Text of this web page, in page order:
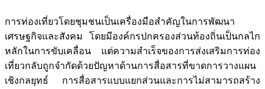
การท่องเที่ยวโดยชุมชนเป็นเครื่องมือสำคัญในการพัฒนา
เศรษฐกิจและสังคม โดยมีองค์กรปกครองส่วนท้องถิ่นเป็นกลไก
หลักในการขับเคลื่อน แต่ความสำเร็จของการส่งเสริมการท่อง
เที่ยวกลับถูกจำกัดด้วยปัญหาด้านการสื่อสารที่ขาดการวางแผน
เชิงกลยุทธ์ การสื่อสารแบบแยกส่วนและการไม่สามารถสร้าง